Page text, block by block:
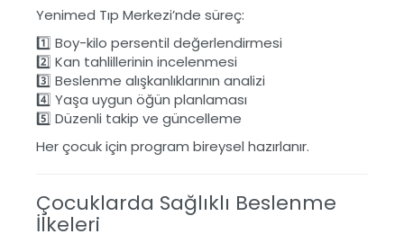
Yenimed Tıp Merkezi’nde süreç:
1️⃣ Boy-kilo persentil değerlendirmesi
2️⃣ Kan tahlillerinin incelenmesi
3️⃣ Beslenme alışkanlıklarının analizi
4️⃣ Yaşa uygun öğün planlaması
5️⃣ Düzenli takip ve güncelleme
Her çocuk için program bireysel hazırlanır.
Çocuklarda Sağlıklı Beslenme
İlkeleri